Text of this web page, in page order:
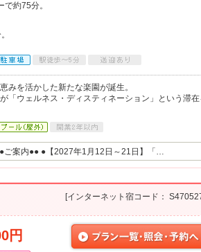
約75分。
みを活かした新たな楽園が誕生。
「ウェルネス・ディスティネーション」という滞
ご案内●● ●【2027年1月12日～21日】「…
[インターネット宿コード：
円